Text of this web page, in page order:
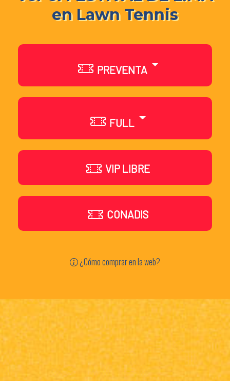
en Lawn Tennis
PREVENTA
FULL
VIP LIBRE
CONADIS
¿Cómo comprar en la web?